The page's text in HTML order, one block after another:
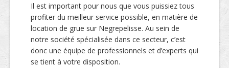
Il est important pour nous que vous puissiez tous
profiter du meilleur service possible, en matière de
location de grue sur Negrepelisse. Au sein de
notre société spécialisée dans ce secteur, c’est
donc une équipe de professionnels et d’experts qui
se tient à votre disposition.